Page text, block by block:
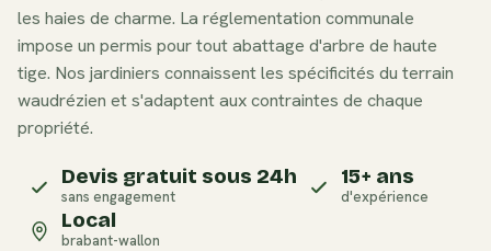
les haies de charme. La réglementation communale
impose un permis pour tout abattage d'arbre de haute
tige. Nos jardiniers connaissent les spécificités du terrain
waudrézien et s'adaptent aux contraintes de chaque
propriété.
Devis gratuit sous 24h
sans engagement
15+ ans
d'expérience
Local
brabant-wallon